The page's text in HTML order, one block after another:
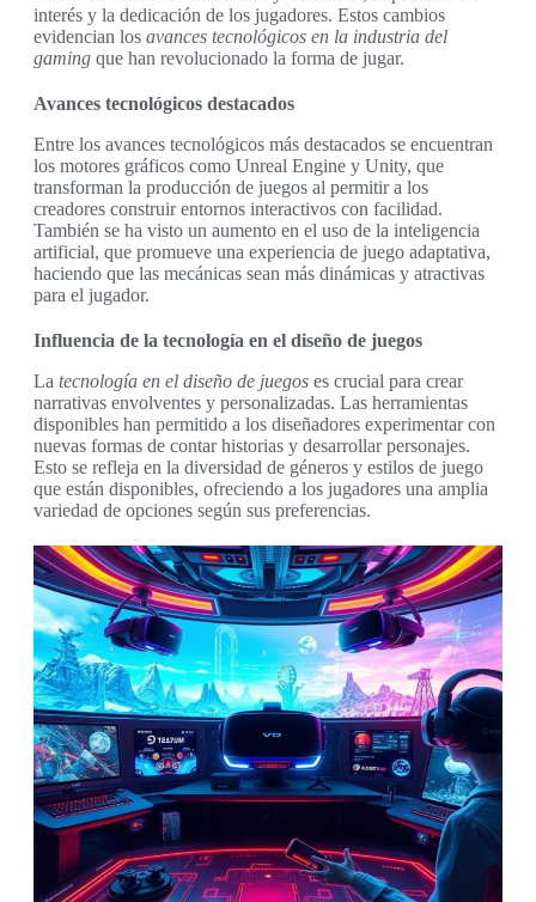
interés y la dedicación de los jugadores. Estos cambios
evidencian los avances tecnológicos en la industria del
gaming que han revolucionado la forma de jugar.
Avances tecnológicos destacados
Entre los avances tecnológicos más destacados se encuentran
los motores gráficos como Unreal Engine y Unity, que
transforman la producción de juegos al permitir a los
creadores construir entornos interactivos con facilidad.
También se ha visto un aumento en el uso de la inteligencia
artificial, que promueve una experiencia de juego adaptativa,
haciendo que las mecánicas sean más dinámicas y atractivas
para el jugador.
Influencia de la tecnología en el diseño de juegos
La tecnología en el diseño de juegos es crucial para crear
narrativas envolventes y personalizadas. Las herramientas
disponibles han permitido a los diseñadores experimentar con
nuevas formas de contar historias y desarrollar personajes.
Esto se refleja en la diversidad de géneros y estilos de juego
que están disponibles, ofreciendo a los jugadores una amplia
variedad de opciones según sus preferencias.